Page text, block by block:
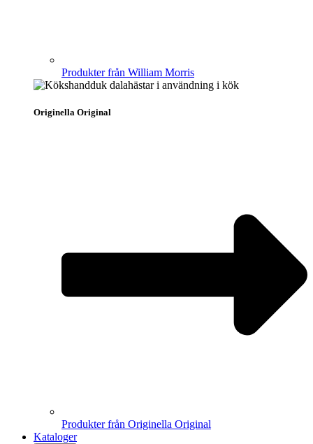
Produkter från William Morris
Originella Original
Produkter från Originella Original
Kataloger